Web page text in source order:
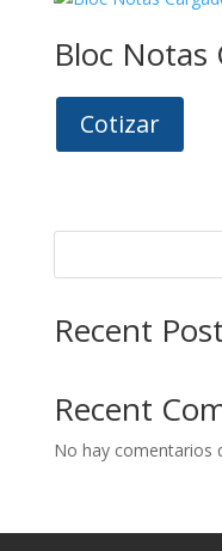
Bloc Notas
Cotizar
Recent
Recent
No hay comentarios